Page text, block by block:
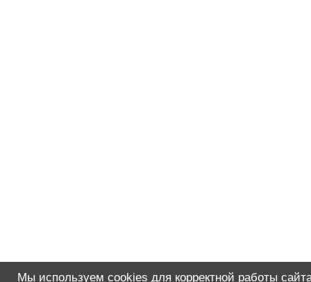
Мы используем cookies для корректной работы